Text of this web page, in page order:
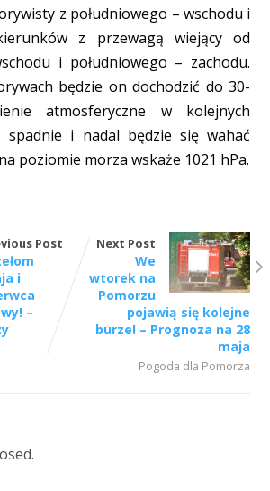
z południowego – wschodu i
z przewagą wiejący od
i południowego – zachodu.
będzie on dochodzić do 30-
atmosferyczne w kolejnych
spadnie i nadal będzie się wahać
poziomie morza wskaże 1021 hPa.
Post
i
–
Next Post
We
wtorek na
Pomorzu
pojawią się kolejne
burze! – Prognoza na 28
maja
Pogoda dla Pomorza